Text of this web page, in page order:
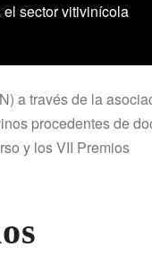
sector vitivinícola
a través de la
procedentes de
y los VII Premios